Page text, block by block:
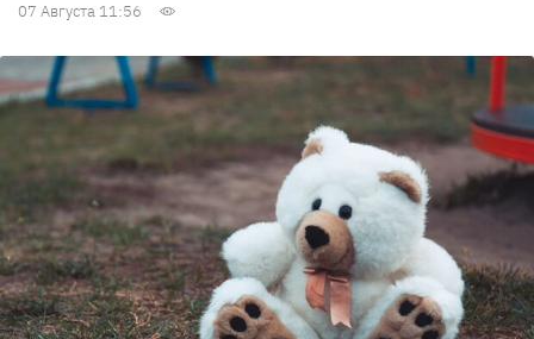
07 Августа 11:56